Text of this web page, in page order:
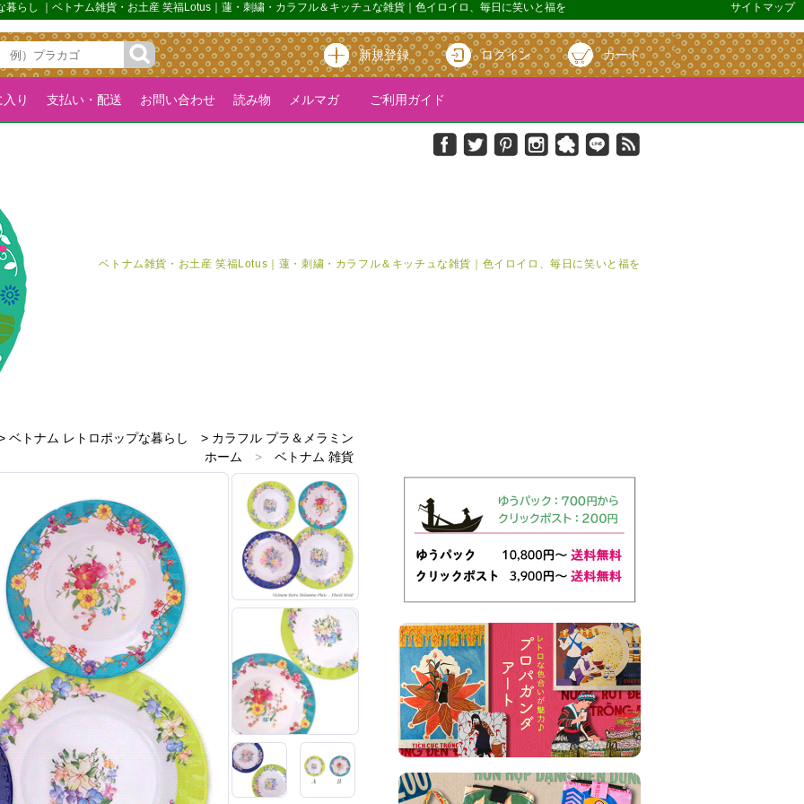
らし ｜ベトナム雑貨・お土産 笑福Lotus｜蓮・刺繍・カラフル＆キッチュな雑貨｜色イロイロ、毎日に笑いと福を サイトマップ
新規登録 ログイン カート
り 支払い・配送 お問い合わせ 読み物 メルマガ ご利用ガイド
ベトナム雑貨・お土産 笑福Lotus｜蓮・刺繍・カラフル＆キッチュな雑貨｜色イロイロ、毎日に笑いと福を
ベトナム レトロポップな暮らし > カラフル プラ＆メラミン
ホーム
>
ベトナム 雑貨
ホーム
>
ベトナムのお土産雑貨
緑・グリーン 雑貨
>
青・ブルー 雑貨
ホーム
>
新着商品
>
レトロアジアン
ホーム
> プラスチックとメラミン雑貨